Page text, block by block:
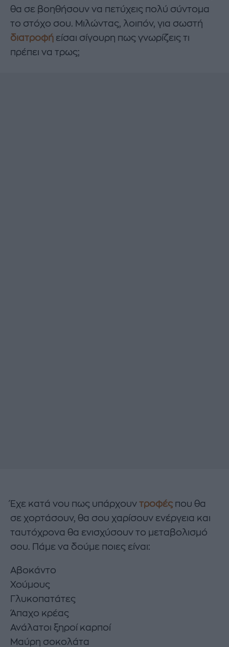
θα σε βοηθήσουν να πετύχεις πολύ σύντομα
το στόχο σου. Μιλώντας, λοιπόν, για σωστή
διατροφή είσαι σίγουρη πως γνωρίζεις τι
πρέπει να τρως;
Έχε κατά νου πως υπάρχουν τροφές που θα
σε χορτάσουν, θα σου χαρίσουν ενέργεια και
ταυτόχρονα θα ενισχύσουν το μεταβολισμό
σου. Πάμε να δούμε ποιες είναι:
Αβοκάντο
Χούμους
Γλυκοπατάτες
Άπαχο κρέας
Ανάλατοι ξηροί καρποί
Μαύρη σοκολάτα